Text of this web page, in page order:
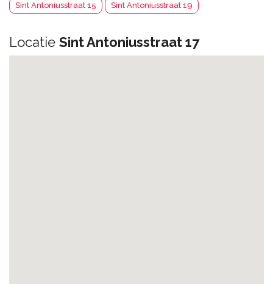
Sint Antoniusstraat 15 Sint Antoniusstraat 19
Locatie Sint Antoniusstraat 17